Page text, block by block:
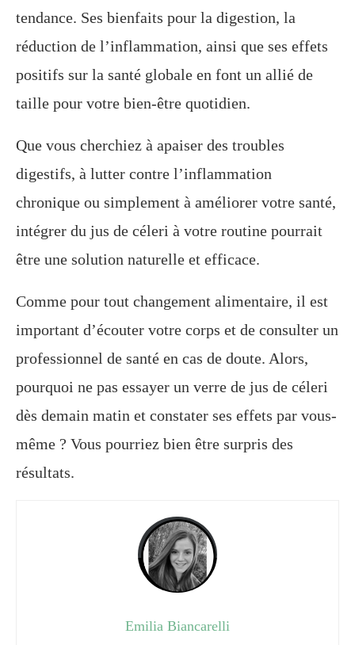
tendance. Ses bienfaits pour la digestion, la
réduction de l’inflammation, ainsi que ses effets
positifs sur la santé globale en font un allié de
taille pour votre bien-être quotidien.
Que vous cherchiez à apaiser des troubles
digestifs, à lutter contre l’inflammation
chronique ou simplement à améliorer votre santé,
intégrer du jus de céleri à votre routine pourrait
être une solution naturelle et efficace.
Comme pour tout changement alimentaire, il est
important d’écouter votre corps et de consulter un
professionnel de santé en cas de doute. Alors,
pourquoi ne pas essayer un verre de jus de céleri
dès demain matin et constater ses effets par vous-
même ? Vous pourriez bien être surpris des
résultats.
Emilia Biancarelli